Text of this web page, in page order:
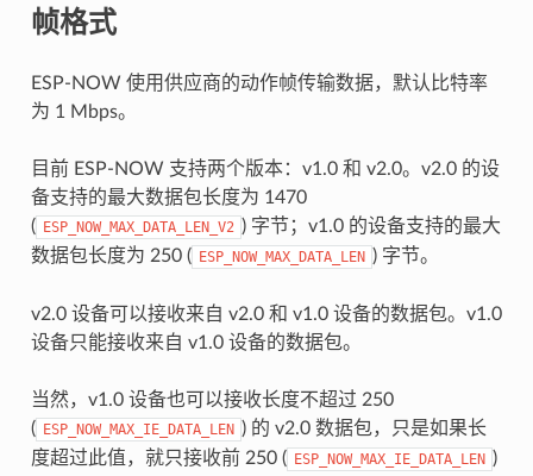
帧格式
ESP-NOW 使用供应商的动作帧传输数据，默认比特率
为 1 Mbps。
目前 ESP-NOW 支持两个版本：v1.0 和 v2.0。v2.0 的设
备支持的最大数据包长度为 1470
( ESP_NOW_MAX_DATA_LEN_V2 ) 字节；v1.0 的设备支持的最大
数据包长度为 250 ( ESP_NOW_MAX_DATA_LEN ) 字节。
v2.0 设备可以接收来自 v2.0 和 v1.0 设备的数据包。v1.0
设备只能接收来自 v1.0 设备的数据包。
当然，v1.0 设备也可以接收长度不超过 250
( ESP_NOW_MAX_IE_DATA_LEN ) 的 v2.0 数据包，只是如果长
度超过此值，就只接收前 250 ( ESP_NOW_MAX_IE_DATA_LEN )